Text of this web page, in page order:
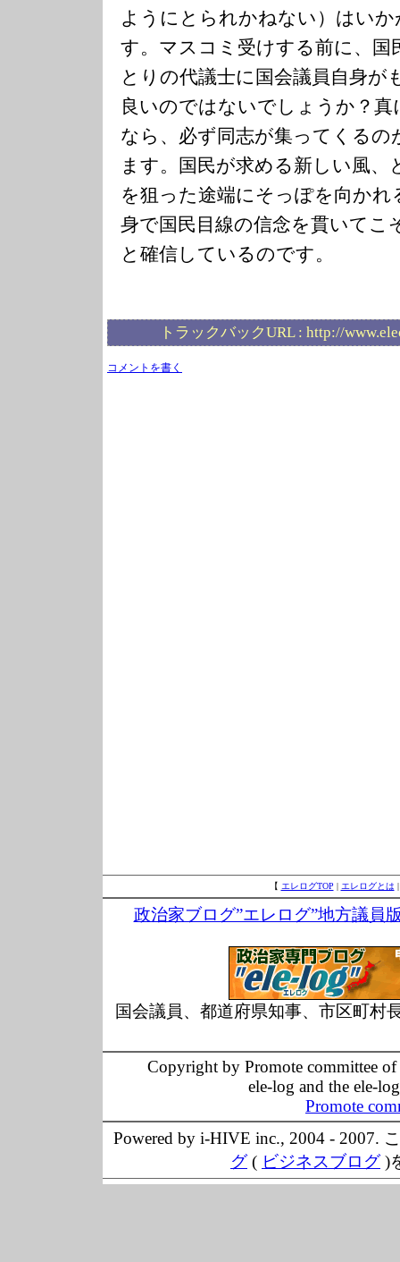
ようにとられかねない）はい
す。マスコミ受けする前に、国
とりの代議士に国会議員自身が
良いのではないでしょうか？
なら、必ず同志が集ってくるの
ます。国民が求める新しい風
を狙った途端にそっぽを向か
身で国民目線の信念を貫いてこ
と確信しているのです。
トラックバックURL : http://
コメントを書く
【 エレログTOP | エレログとは
政治家ブログ”エレログ”地方議員
国会議員、都道府県知事、市区町村
Copyright by Promote committee
ele-log and the ele-
Promote
Powered by i-HIVE inc., 2004 - 2007.
グ( ビジネスブログ)